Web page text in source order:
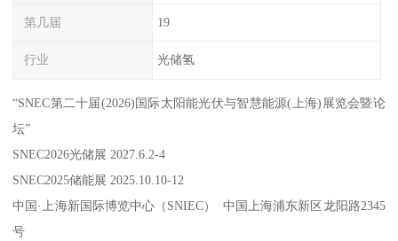
第几届 19
行业 光储氢
“SNEC第二十届(2026)国际太阳能光伏与智慧能源(上海)展览会暨论
坛”
SNEC2026光储展 2027.6.2-4
SNEC2025储能展 2025.10.10-12
中国·上海新国际博览中心（SNIEC） 中国上海浦东新区龙阳路2345
号